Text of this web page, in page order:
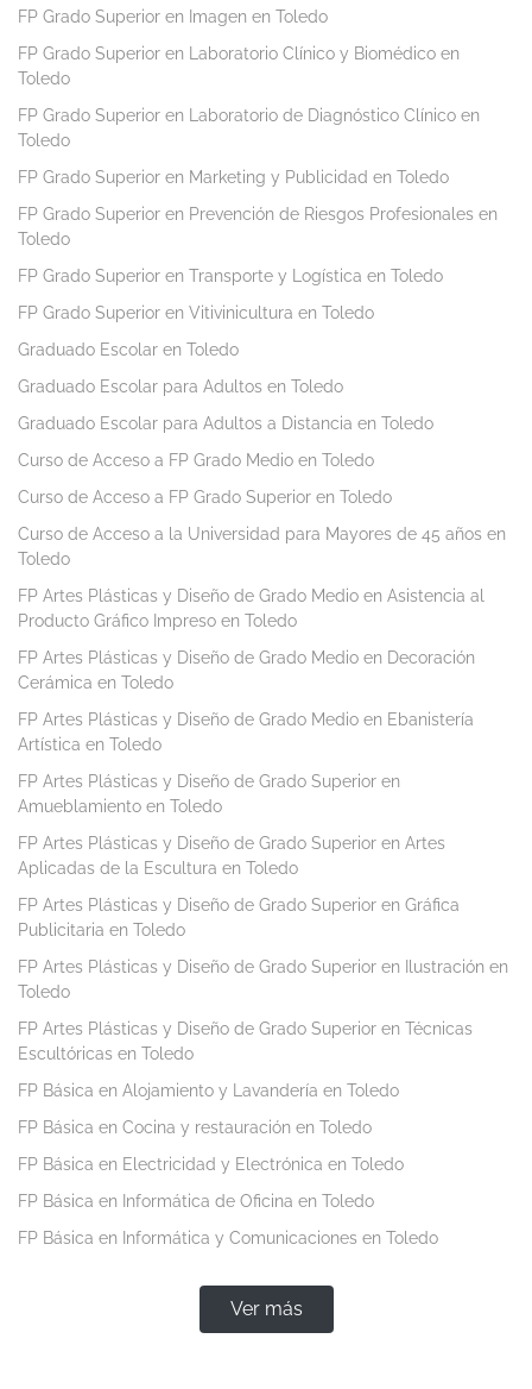
FP Grado Superior en Imagen en Toledo
FP Grado Superior en Laboratorio Clínico y Biomédico en
Toledo
FP Grado Superior en Laboratorio de Diagnóstico Clínico en
Toledo
FP Grado Superior en Marketing y Publicidad en Toledo
FP Grado Superior en Prevención de Riesgos Profesionales en
Toledo
FP Grado Superior en Transporte y Logística en Toledo
FP Grado Superior en Vitivinicultura en Toledo
Graduado Escolar en Toledo
Graduado Escolar para Adultos en Toledo
Graduado Escolar para Adultos a Distancia en Toledo
Curso de Acceso a FP Grado Medio en Toledo
Curso de Acceso a FP Grado Superior en Toledo
Curso de Acceso a la Universidad para Mayores de 45 años en
Toledo
FP Artes Plásticas y Diseño de Grado Medio en Asistencia al
Producto Gráfico Impreso en Toledo
FP Artes Plásticas y Diseño de Grado Medio en Decoración
Cerámica en Toledo
FP Artes Plásticas y Diseño de Grado Medio en Ebanistería
Artística en Toledo
FP Artes Plásticas y Diseño de Grado Superior en
Amueblamiento en Toledo
FP Artes Plásticas y Diseño de Grado Superior en Artes
Aplicadas de la Escultura en Toledo
FP Artes Plásticas y Diseño de Grado Superior en Gráfica
Publicitaria en Toledo
FP Artes Plásticas y Diseño de Grado Superior en Ilustración en
Toledo
FP Artes Plásticas y Diseño de Grado Superior en Técnicas
Escultóricas en Toledo
FP Básica en Alojamiento y Lavandería en Toledo
FP Básica en Cocina y restauración en Toledo
FP Básica en Electricidad y Electrónica en Toledo
FP Básica en Informática de Oficina en Toledo
FP Básica en Informática y Comunicaciones en Toledo
Ver más